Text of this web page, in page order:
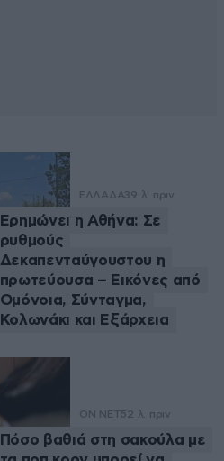
ΕΛΛΑΔΑ39 λ. πριν
Ερημώνει η Αθήνα: Σε
ρυθμούς
Δεκαπενταύγουστου η
πρωτεύουσα – Εικόνες από
Ομόνοια, Σύνταγμα,
Κολωνάκι και Εξάρχεια
ON NET52 λ. πριν
Πόσο βαθιά στη σακούλα με